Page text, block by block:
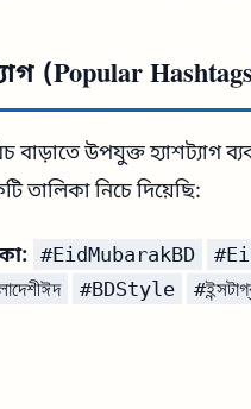
(Popular
বাড়াতে উপযুক্ত হ্যাশট্যাগ
তালিকা নিচে দিয়েছি:
#EidMubarakBD
#BDStyle